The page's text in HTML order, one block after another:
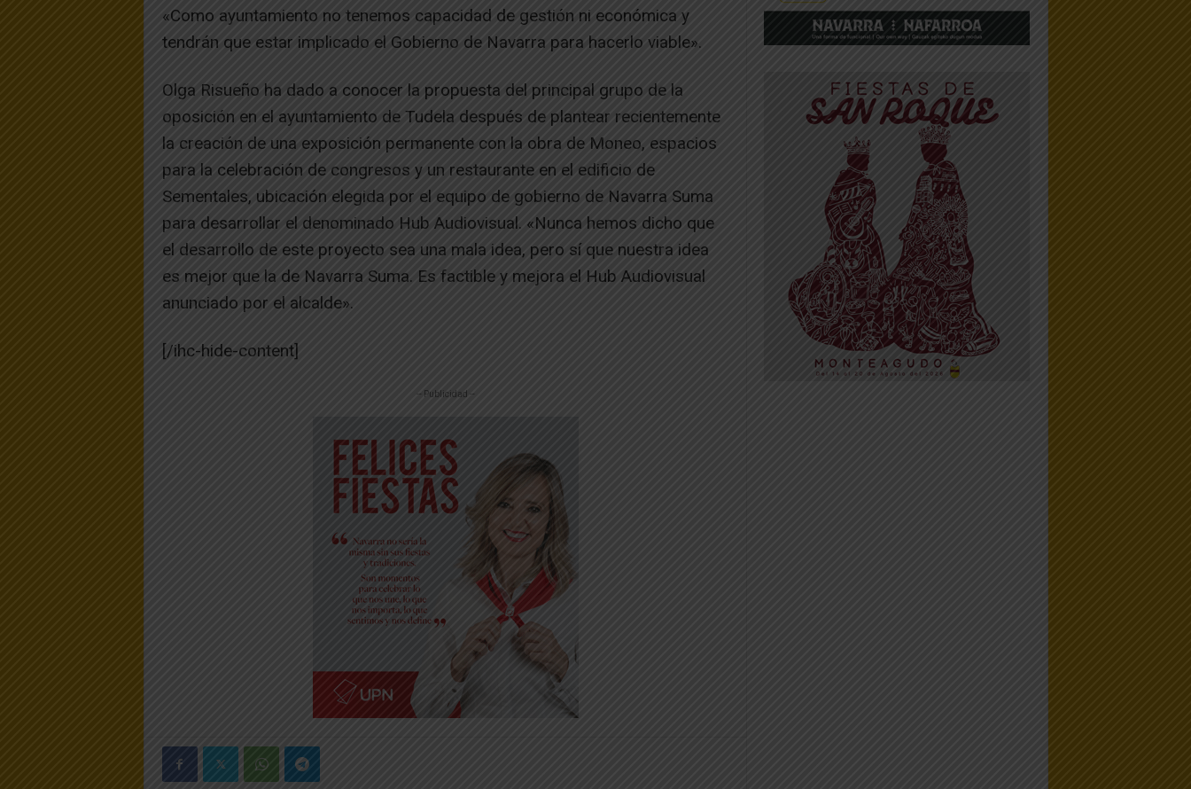
«Como ayuntamiento no tenemos capacidad de gestión ni económica y
tendrán que estar implicado el Gobierno de Navarra para hacerlo viable».
Olga Risueño ha dado a conocer la propuesta del principal grupo de la
oposición en el ayuntamiento de Tudela después de plantear recientemente
la creación de una exposición permanente con la obra de Moneo, espacios
para la celebración de congresos y un restaurante en el edificio de
Sementales, ubicación elegida por el equipo de gobierno de Navarra Suma
para desarrollar el denominado Hub Audiovisual. «Nunca hemos dicho que
el desarrollo de este proyecto sea una mala idea, pero sí que nuestra idea
es mejor que la de Navarra Suma. Es factible y mejora el Hub Audiovisual
anunciado por el alcalde».
[/ihc-hide-content]
-- Publicidad --